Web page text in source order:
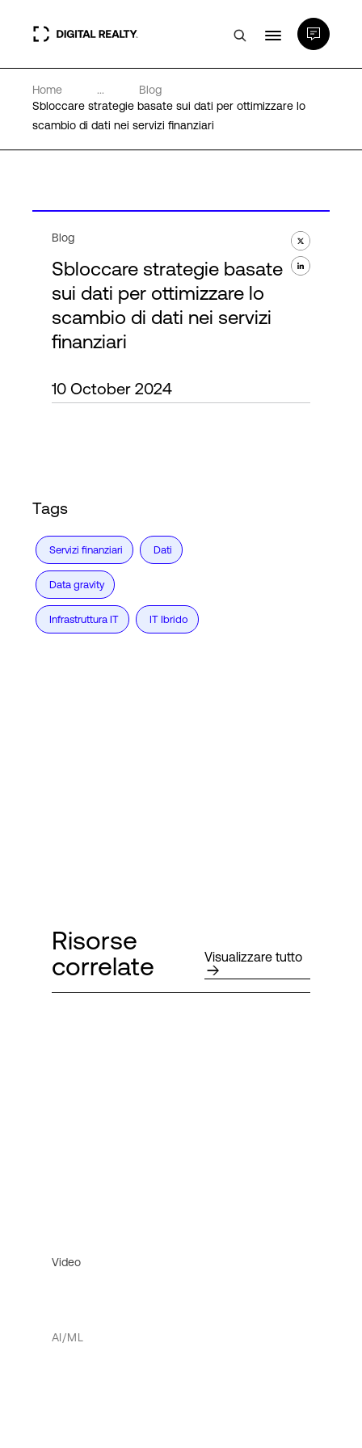
Data center
PlatformDIGITAL®
Home ...
Blog
Sbloccare strategie basate sui dati per ottimizzare lo
scambio di dati nei servizi finanziari
Blog
Sbloccare strategie basate
sui dati per ottimizzare lo
scambio di dati nei servizi
finanziari
10 October 2024
Tags
Servizi finanziari Dati
Data gravity
Infrastruttura IT IT Ibrido
Risorse
correlate
Visualizzare tutto
Video
AI/ML